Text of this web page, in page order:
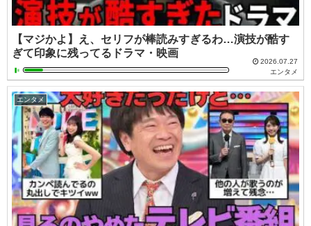
【マジかよ】え、セリフが棒読みすぎるわ…演技が酷す
ぎて印象に残ってるドラマ・映画
2026.07.27
エンタメ
エンタメ